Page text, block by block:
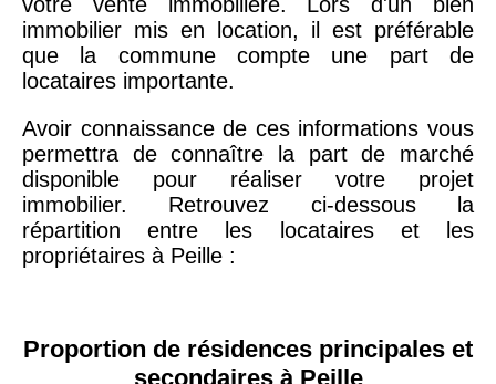
immobilier mis en location, il est préférable
que la commune compte une part de
locataires importante.
Avoir connaissance de ces informations vous
permettra de connaître la part de marché
disponible pour réaliser votre projet
immobilier. Retrouvez ci-dessous la
répartition entre les locataires et les
propriétaires à Peille :
Proportion de résidences principales et
secondaires à Peille